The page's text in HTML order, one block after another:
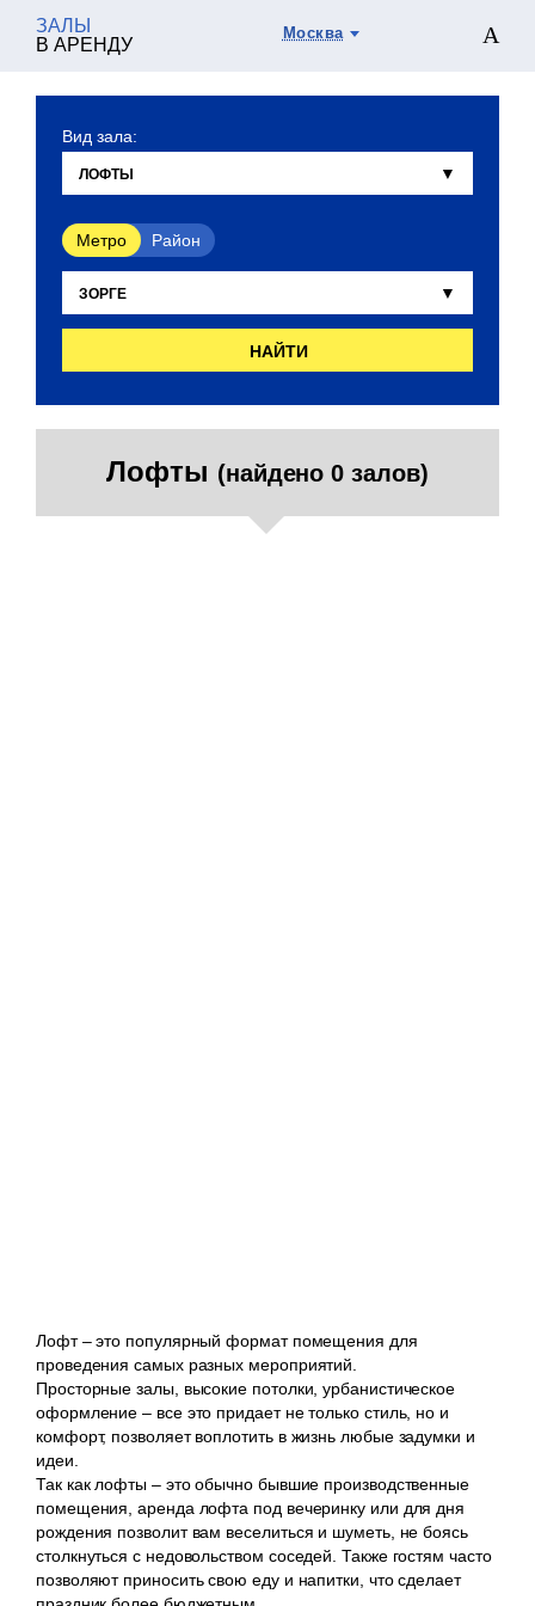
ЗАЛЫ
В АРЕНДУ
Москва
Вид зала:
Метро Район
НАЙТИ
Лофты (найдено 0 залов)
Лофт – это популярный формат помещения для
проведения самых разных мероприятий.
Просторные залы, высокие потолки, урбанистическое
оформление – все это придает не только стиль, но и
комфорт, позволяет воплотить в жизнь любые задумки и
идеи.
Так как лофты – это обычно бывшие производственные
помещения, аренда лофта под вечеринку или для дня
рождения позволит вам веселиться и шуметь, не боясь
столкнуться с недовольством соседей. Также гостям часто
позволяют приносить свою еду и напитки, что сделает